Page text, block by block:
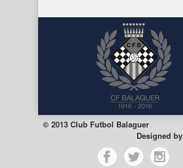
© 2013 Club Futbol Balaguer
Designed by